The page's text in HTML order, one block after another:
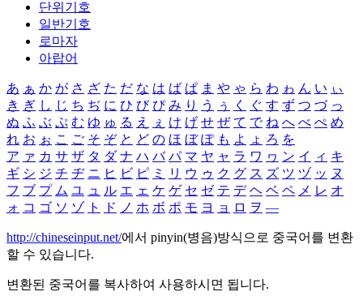
단위기호
일반기호
로마자
아랍어
あ ぁ か が さ ざ た だ な は ば ぱ ま や ゃ ら わ ゎ ん い ぃ
き ぎ し じ ち ぢ に ひ び ぴ み り う ぅ く ぐ す ず つ づ っ
ぬ ふ ぶ ぷ む ゆ ゅ る え ぇ け げ せ ぜ て で ね へ べ ぺ め
れ お ぉ こ ご そ ぞ と ど の ほ ぼ ぽ も よ ょ ろ を
ア ァ カ サ ザ タ ダ ナ ハ バ パ マ ヤ ャ ラ ワ ヮ ン イ ィ キ
ギ シ ジ チ ヂ ニ ヒ ビ ピ ミ リ ウ ゥ ク グ ス ズ ツ ヅ ッ ヌ
フ ブ プ ム ユ ュ ル エ ェ ケ ゲ セ ゼ テ デ ヘ ベ ペ メ レ オ
ォ コ ゴ ソ ゾ ト ド ノ ホ ボ ポ モ ヨ ョ ロ ヲ ―
http://chineseinput.net/에서 pinyin(병음)방식으로 중국어를 변환
할 수 있습니다.
변환된 중국어를 복사하여 사용하시면 됩니다.